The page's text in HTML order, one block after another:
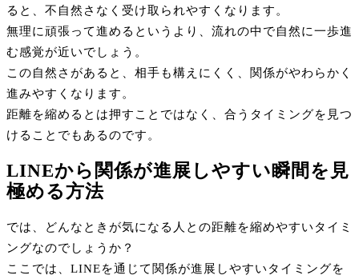
ると、不自然さなく受け取られやすくなります。
無理に頑張って進めるというより、流れの中で自然に一歩進
む感覚が近いでしょう。
この自然さがあると、相手も構えにくく、関係がやわらかく
進みやすくなります。
距離を縮めるとは押すことではなく、合うタイミングを見つ
けることでもあるのです。
LINEから関係が進展しやすい瞬間を見
極める方法
では、どんなときが気になる人との距離を縮めやすいタイミ
ングなのでしょうか？
ここでは、LINEを通じて関係が進展しやすいタイミングを